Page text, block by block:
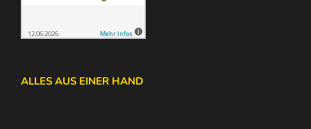
ALLES AUS EINER HAND